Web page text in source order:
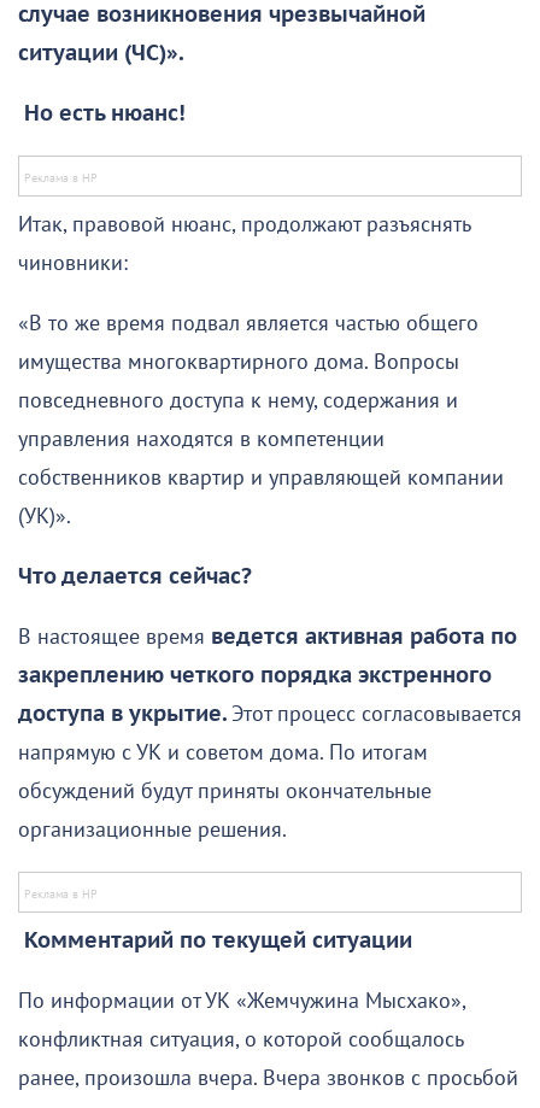
случае возникновения чрезвычайной
ситуации (ЧС)».
Но есть нюанс!
Итак, правовой нюанс, продолжают разъяснять
чиновники:
«В то же время подвал является частью общего
имущества многоквартирного дома. Вопросы
повседневного доступа к нему, содержания и
управления находятся в компетенции
собственников квартир и управляющей компании
(УК)».
Что делается сейчас?
В настоящее время ведется активная работа по
закреплению четкого порядка экстренного
доступа в укрытие. Этот процесс согласовывается
напрямую с УК и советом дома. По итогам
обсуждений будут приняты окончательные
организационные решения.
Комментарий по текущей ситуации
По информации от УК «Жемчужина Мысхако»,
конфликтная ситуация, о которой сообщалось
ранее, произошла вчера. Вчера звонков с просьбой